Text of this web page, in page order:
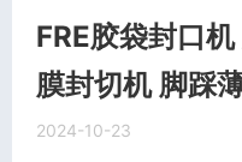
FRE胶袋封口
膜封切机 脚踩
2024-10-23